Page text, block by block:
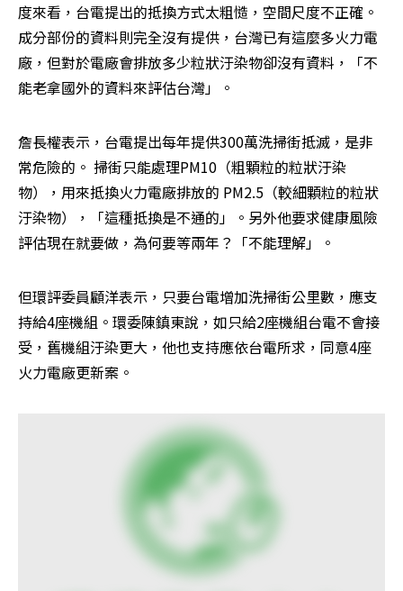
度來看，台電提出的抵換方式太粗慥，空間尺度不正確。
成分部份的資料則完全沒有提供，台灣已有這麼多火力電
廠，但對於電廠會排放多少粒狀汙染物卻沒有資料，「不
能老拿國外的資料來評估台灣」。
詹長權表示，台電提出每年提供300萬洗掃街抵滅，是非
常危險的。 掃街只能處理PM10（粗顆粒的粒狀汙染
物），用來抵換火力電廠排放的 PM2.5（較細顆粒的粒狀
汙染物），「這種抵換是不通的」。另外他要求健康風險
評估現在就要做，為何要等兩年？「不能理解」。
但環評委員顧洋表示，只要台電增加洗掃街公里數，應支
持給4座機組。環委陳鎮東說，如只給2座機組台電不會接
受，舊機組汙染更大，他也支持應依台電所求，同意4座
火力電廠更新案。